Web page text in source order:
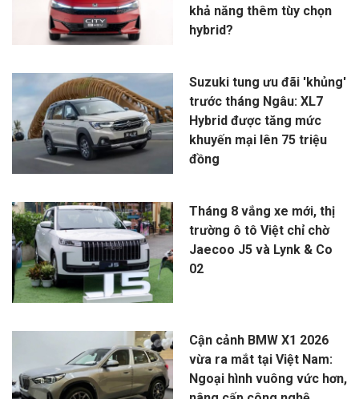
khả năng thêm tùy chọn
hybrid?
Suzuki tung ưu đãi 'khủng'
trước tháng Ngâu: XL7
Hybrid được tăng mức
khuyến mại lên 75 triệu
đồng
Tháng 8 vắng xe mới, thị
trường ô tô Việt chỉ chờ
Jaecoo J5 và Lynk & Co
02
Cận cảnh BMW X1 2026
vừa ra mắt tại Việt Nam:
Ngoại hình vuông vức hơn,